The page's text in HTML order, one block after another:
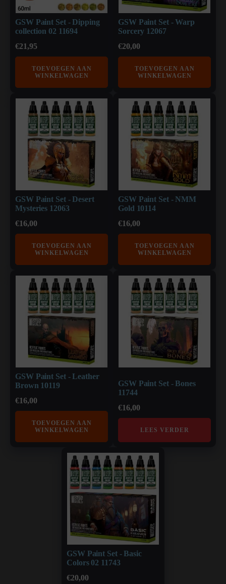
GSW Paint Set - Dipping
collection 02 11694
€21,95
TOEVOEGEN AAN
WINKELWAGEN
GSW Paint Set - Warp
Sorcery 12067
€20,00
TOEVOEGEN AAN
WINKELWAGEN
GSW Paint Set - Desert
Mysteries 12063
€16,00
TOEVOEGEN AAN
WINKELWAGEN
GSW Paint Set - NMM
Gold 10114
€16,00
TOEVOEGEN AAN
WINKELWAGEN
GSW Paint Set - Leather
Brown 10119
€16,00
TOEVOEGEN AAN
WINKELWAGEN
GSW Paint Set - Bones
11744
€16,00
LEES VERDER
GSW Paint Set - Basic
Colors 02 11743
€20,00